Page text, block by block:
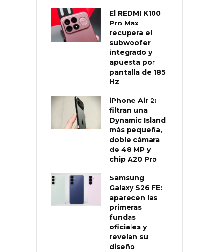
El REDMI K100
Pro Max
recupera el
subwoofer
integrado y
apuesta por
pantalla de 185
Hz
iPhone Air 2:
filtran una
Dynamic Island
más pequeña,
doble cámara
de 48 MP y
chip A20 Pro
Samsung
Galaxy S26 FE:
aparecen las
primeras
fundas
oficiales y
revelan su
diseño